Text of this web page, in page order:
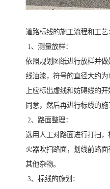
道路标线的施工流程和工艺
1、测量放样：
依照规划图纸进行放样并
线油漆，符号的直径大约
上应标出虚线和妨碍线的
同意，然后再进行标线的施
2、路面整理：
选用人工对路面进行打扫
火器吹扫路面，划线前路
其他杂物。
3、标线的施划：